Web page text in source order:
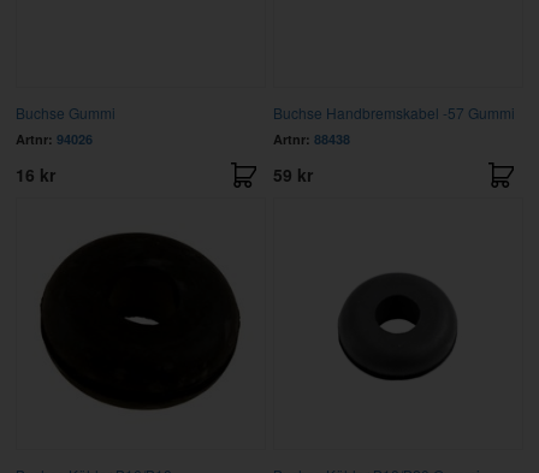
Buchse Gummi
Artnr: 94026
16 kr
Buchse Handbremskabel -57 Gummi
Artnr: 88438
59 kr